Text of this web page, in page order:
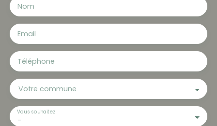
Nom
Email
Téléphone
Votre commune
-
Vous souhaitez